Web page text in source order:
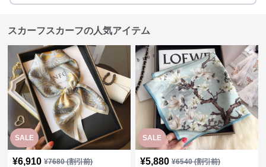
スカーフスカーフの人気アイテム
SALE
¥6,910 ¥7680(割引前)
SALE
¥5,880 ¥6540(割引前)